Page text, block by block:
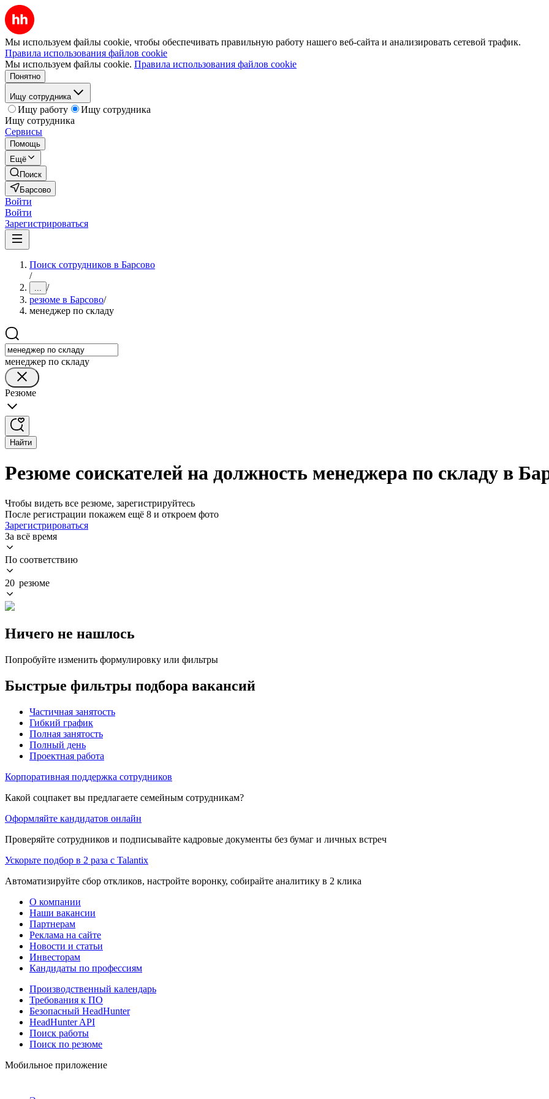
Мы используем файлы cookie, чтобы обеспечивать правильную работу нашего веб-сайта и анализировать сетевой трафик.
Правила использования файлов cookie
Мы используем файлы cookie. Правила использования файлов cookie
Понятно
Ищу сотрудника
Ищу работу
Ищу сотрудника
Ищу сотрудника
Сервисы
Помощь
Ещё
Поиск
Барсово
Войти
Войти
Зарегистрироваться
Поиск сотрудников в Барсово
/
... /
резюме в Барсово/
менеджер по складу
менеджер по складу
Резюме
Найти
Резюме соискателей на должность менеджера по складу в
Чтобы видеть все резюме, зарегистрируйтесь
После регистрации покажем ещё 8 и откроем фото
Зарегистрироваться
За всё время
По соответствию
20 резюме
Ничего не нашлось
Попробуйте изменить формулировку или фильтры
Быстрые фильтры подбора вакансий
Частичная занятость
Гибкий график
Полная занятость
Полный день
Проектная работа
Корпоративная поддержка сотрудников
Какой соцпакет вы предлагаете семейным сотрудникам?
Оформляйте кандидатов онлайн
Проверяйте сотрудников и подписывайте кадровые документы без бумаг и личных встреч
Ускорьте подбор в 2 раза с Talantix
Автоматизируйте сбор откликов, настройте воронку, собирайте аналитику в 2 клика
О компании
Наши вакансии
Партнерам
Реклама на сайте
Новости и статьи
Инвесторам
Кандидаты по профессиям
Производственный календарь
Требования к ПО
Безопасный HeadHunter
HeadHunter API
Поиск работы
Поиск по резюме
Мобильное приложение